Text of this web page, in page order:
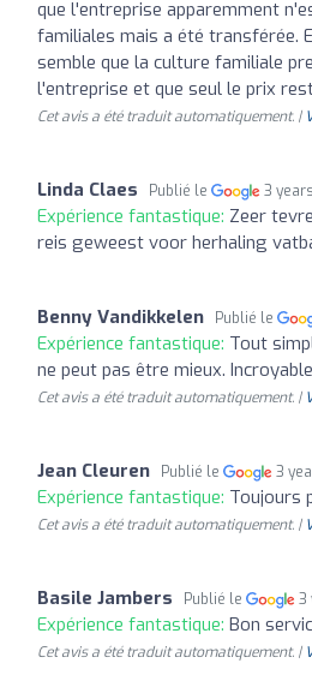
que l'entreprise apparemment
familiales mais a été transférée.
semble que la culture familiale
l'entreprise et que seul le prix
Cet avis a été traduit automatiquement. |
Linda Claes Publié le 3
Expérience fantastique: Zeer
reis geweest voor herhaling
Benny Vandikkelen Publié le
Expérience fantastique: Tout
ne peut pas être mieux.
Cet avis a été traduit automatiquement. |
Jean Cleuren Publié le 3
Expérience fantastique: Toujours
Cet avis a été traduit automatiquement. |
Basile Jambers Publié le 3
Expérience fantastique: Bon
Cet avis a été traduit automatiquement. |